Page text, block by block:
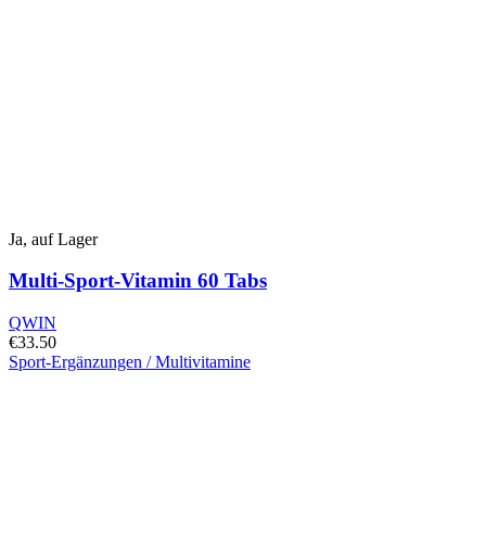
Ja, auf Lager
Multi-Sport-Vitamin 60 Tabs
QWIN
€33.50
Sport-Ergänzungen / Multivitamine